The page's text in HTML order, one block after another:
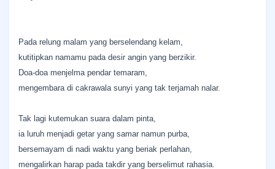
Pada relung malam yang berselendang kelam,
kutitipkan namamu pada desir angin yang berzikir.
Doa-doa menjelma pendar temaram,
mengembara di cakrawala sunyi yang tak terjamah nalar.
Tak lagi kutemukan suara dalam pinta,
ia luruh menjadi getar yang samar namun purba,
bersemayam di nadi waktu yang beriak perlahan,
mengalirkan harap pada takdir yang berselimut rahasia.